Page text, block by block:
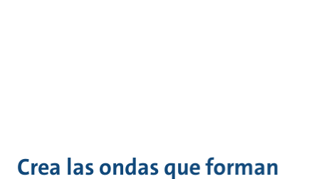
Crea las ondas que forman